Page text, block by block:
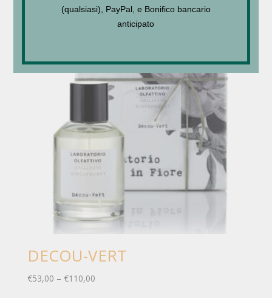
DECOU-VERT
€53,00 – €110,00
(qualsiasi), PayPal, e Bonifico bancario
anticipato